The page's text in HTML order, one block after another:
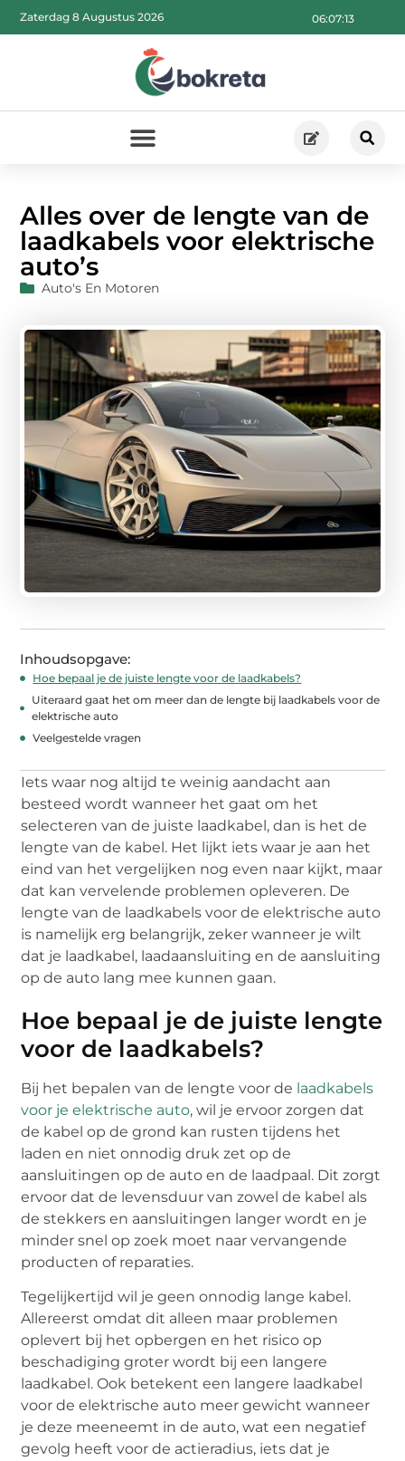
06:07:14
Zaterdag 8 Augustus 2026
Alles over de lengte van de
laadkabels voor elektrische
auto’s
Auto's En Motoren
Inhoudsopgave:
Hoe bepaal je de juiste lengte voor de laadkabels?
Uiteraard gaat het om meer dan de lengte bij laadkabels voor de
elektrische auto
Veelgestelde vragen
Iets waar nog altijd te weinig aandacht aan
besteed wordt wanneer het gaat om het
selecteren van de juiste laadkabel, dan is het de
lengte van de kabel. Het lijkt iets waar je aan het
eind van het vergelijken nog even naar kijkt, maar
dat kan vervelende problemen opleveren. De
lengte van de laadkabels voor de elektrische auto
is namelijk erg belangrijk, zeker wanneer je wilt
dat je laadkabel, laadaansluiting en de aansluiting
op de auto lang mee kunnen gaan.
Hoe bepaal je de juiste lengte
voor de laadkabels?
Bij het bepalen van de lengte voor de laadkabels
voor je elektrische auto, wil je ervoor zorgen dat
de kabel op de grond kan rusten tijdens het
laden en niet onnodig druk zet op de
aansluitingen op de auto en de laadpaal. Dit zorgt
ervoor dat de levensduur van zowel de kabel als
de stekkers en aansluitingen langer wordt en je
minder snel op zoek moet naar vervangende
producten of reparaties.
Tegelijkertijd wil je geen onnodig lange kabel.
Allereerst omdat dit alleen maar problemen
oplevert bij het opbergen en het risico op
beschadiging groter wordt bij een langere
laadkabel. Ook betekent een langere laadkabel
voor de elektrische auto meer gewicht wanneer
je deze meeneemt in de auto, wat een negatief
gevolg heeft voor de actieradius, iets dat je